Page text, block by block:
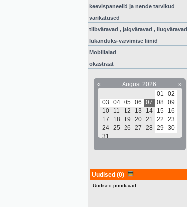
keevispaneelid ja nende tarvikud
varikatused
tiibväravad , jalgväravad , liugväravad
lükanduks-värvimise liinid
Mobiilaiad
okastraat
« August 2026
»
01
02
03
04 05 06 07 08
09
10
11 12 13 14 15
16
17
18 19 20 21 22
23
24
25 26 27 28 29
30
31
Uudised (0):
Uudised puuduvad